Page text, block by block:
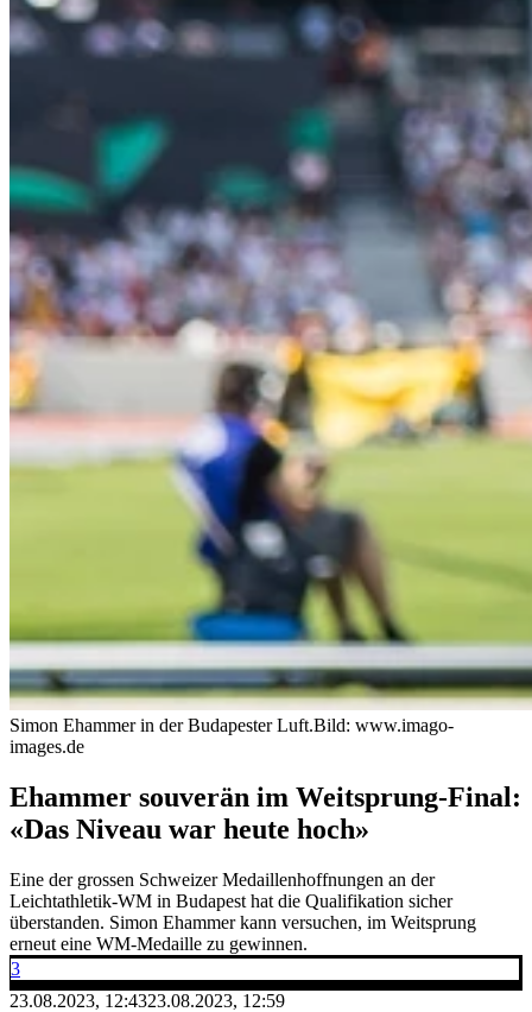
Simon Ehammer in der Budapester Luft.Bild: www.imago-
images.de
Ehammer souverän im Weitsprung-Final:
«Das Niveau war heute hoch»
Eine der grossen Schweizer Medaillenhoffnungen an der
Leichtathletik-WM in Budapest hat die Qualifikation sicher
überstanden. Simon Ehammer kann versuchen, im Weitsprung
erneut eine WM-Medaille zu gewinnen.
3
23.08.2023, 12:4323.08.2023, 12:59